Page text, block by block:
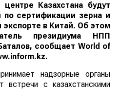
Казахстана будут
по сертификации зерна и
экспорте в Китай. Об этом
президиума НПП
сообщает World of
надзорные органы
встречи с казахстанскими